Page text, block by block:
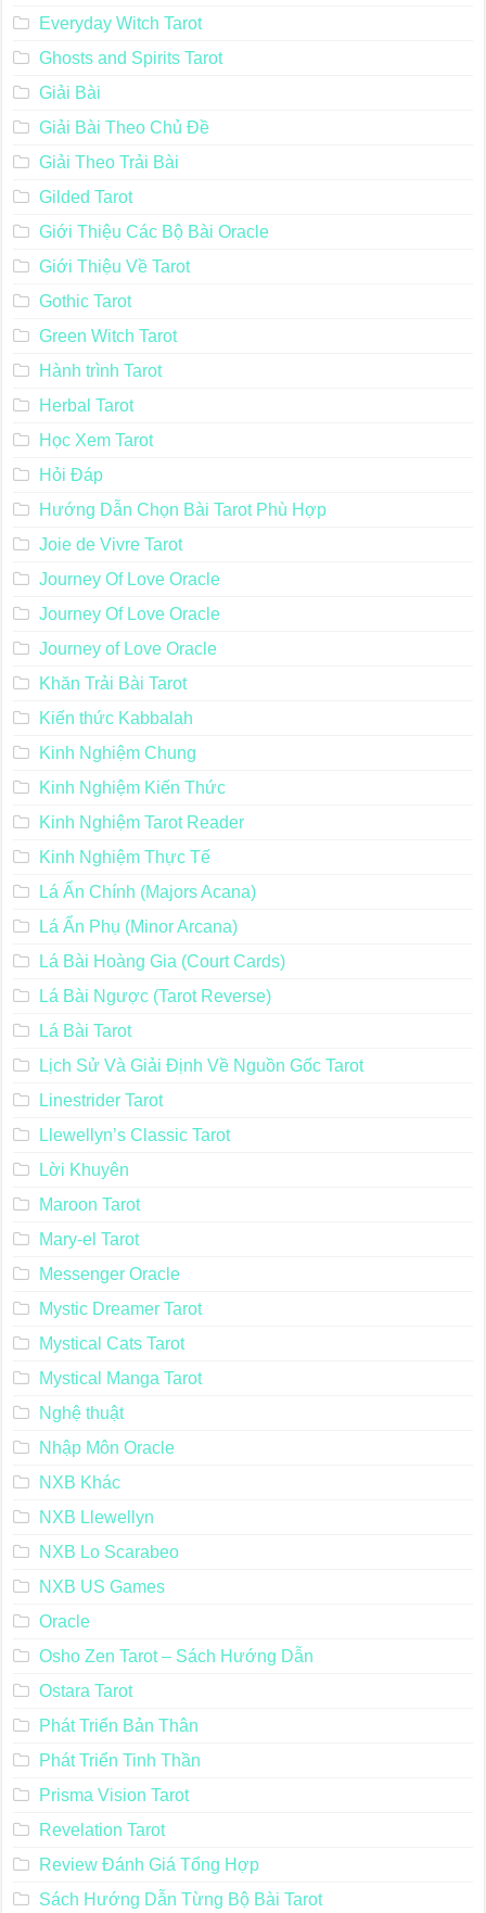
Everyday Witch Tarot
Ghosts and Spirits Tarot
Giải Bài
Giải Bài Theo Chủ Đề
Giải Theo Trải Bài
Gilded Tarot
Giới Thiệu Các Bộ Bài Oracle
Giới Thiệu Về Tarot
Gothic Tarot
Green Witch Tarot
Hành trình Tarot
Herbal Tarot
Học Xem Tarot
Hỏi Đáp
Hướng Dẫn Chọn Bài Tarot Phù Hợp
Joie de Vivre Tarot
Journey Of Love Oracle
Journey Of Love Oracle
Journey of Love Oracle
Khăn Trải Bài Tarot
Kiến thức Kabbalah
Kinh Nghiệm Chung
Kinh Nghiệm Kiến Thức
Kinh Nghiệm Tarot Reader
Kinh Nghiệm Thực Tế
Lá Ẩn Chính (Majors Acana)
Lá Ẩn Phụ (Minor Arcana)
Lá Bài Hoàng Gia (Court Cards)
Lá Bài Ngược (Tarot Reverse)
Lá Bài Tarot
Lịch Sử Và Giải Định Về Nguồn Gốc Tarot
Linestrider Tarot
Llewellyn’s Classic Tarot
Lời Khuyên
Maroon Tarot
Mary-el Tarot
Messenger Oracle
Mystic Dreamer Tarot
Mystical Cats Tarot
Mystical Manga Tarot
Nghệ thuật
Nhập Môn Oracle
NXB Khác
NXB Llewellyn
NXB Lo Scarabeo
NXB US Games
Oracle
Osho Zen Tarot – Sách Hướng Dẫn
Ostara Tarot
Phát Triển Bản Thân
Phát Triển Tinh Thần
Prisma Vision Tarot
Revelation Tarot
Review Đánh Giá Tổng Hợp
Sách Hướng Dẫn Từng Bộ Bài Tarot